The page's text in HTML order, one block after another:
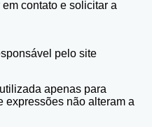
contato e solicitar a
pelo site
apenas para
expressões não alteram a